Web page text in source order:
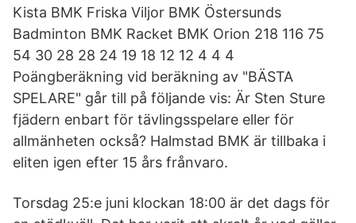
Kista BMK Friska Viljor BMK Östersunds
Badminton BMK Racket BMK Orion 218 116 75
54 30 28 28 24 19 18 12 12 4 4 4
Poängberäkning vid beräkning av "BÄSTA
SPELARE" går till på följande vis: Är Sten Sture
fjädern enbart för tävlingsspelare eller för
allmänheten också? Halmstad BMK är tillbaka i
eliten igen efter 15 års frånvaro.
Torsdag 25:e juni klockan 18:00 är det dags för